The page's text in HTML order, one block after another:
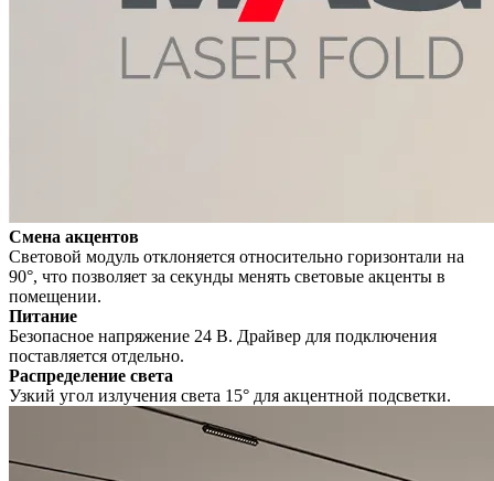
Смена акцентов
Световой модуль отклоняется относительно горизонтали на
90°, что позволяет за секунды менять световые акценты в
помещении.
Питание
Безопасное напряжение 24 В. Драйвер для подключения
поставляется отдельно.
Распределение света
Узкий угол излучения света 15° для акцентной подсветки.